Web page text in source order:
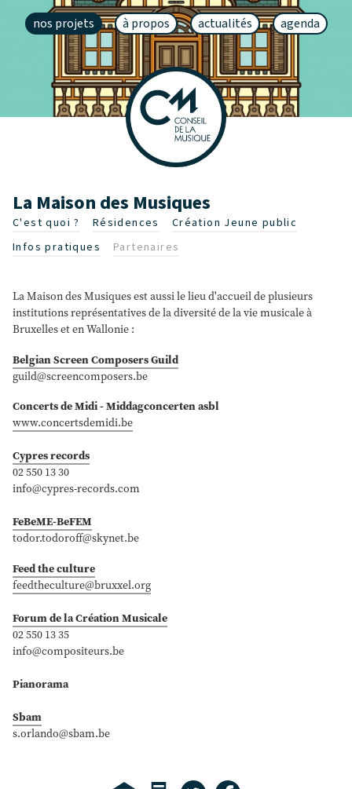
nos projets à propos actualités agenda
La Maison des Musiques
C'est quoi ? Résidences
Création Jeune public
Infos pratiques
Partenaires
La Maison des Musiques est aussi le lieu d'accueil de plusieurs
institutions représentatives de la diversité de la vie musicale à
Bruxelles et en Wallonie :
Belgian Screen Composers Guild
guild@screencomposers.be
Concerts de Midi - Middagconcerten asbl
www.concertsdemidi.be
Cypres records
02 550 13 30
info@cypres-records.com
FeBeME-BeFEM
todor.todoroff@skynet.be
Feed the culture
feedtheculture@bruxxel.org
Forum de la Création Musicale
02 550 13 35
info@compositeurs.be
Pianorama
Sbam
s.orlando@sbam.be